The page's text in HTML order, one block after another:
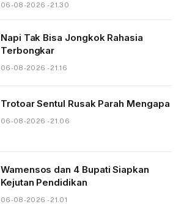
06-08-2026 - 21.30
Napi Tak Bisa Jongkok Rahasia
Terbongkar
06-08-2026 - 21.16
Trotoar Sentul Rusak Parah Mengapa
06-08-2026 - 21.06
Wamensos dan 4 Bupati Siapkan
Kejutan Pendidikan
06-08-2026 - 21.01